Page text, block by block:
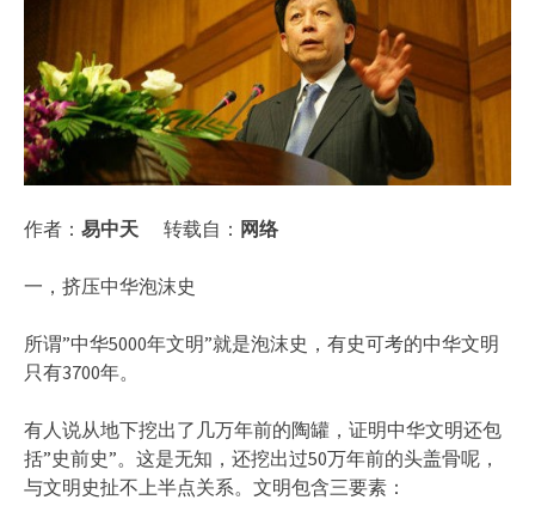
作者： 易中天 转载自： 网络
一，挤压中华泡沫史
所谓”中华5000年文明”就是泡沫史，有史可考的中华文明
只有3700年。
有人说从地下挖出了几万年前的陶罐，证明中华文明还包
括”史前史”。这是无知，还挖出过50万年前的头盖骨呢，
与文明史扯不上半点关系。文明包含三要素：